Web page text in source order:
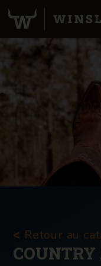
< Retour au
COUNTRY